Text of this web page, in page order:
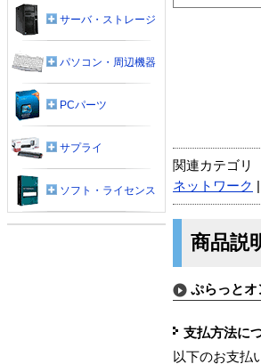
関連カテゴリ
ネットワーク
商品説
ぷらっと
支払方法に
以下のお支払
サーバ・ストレージ
パソコン・周辺機器
PCパーツ
サプライ
ソフト・ライセンス